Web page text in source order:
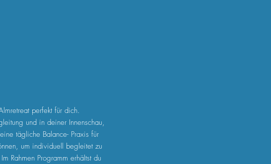
perfekt für dich.
und in deiner Innenschau,
tägliche Balance- Praxis für
um individuell begleitet zu
Rahmen Programm erhältst du